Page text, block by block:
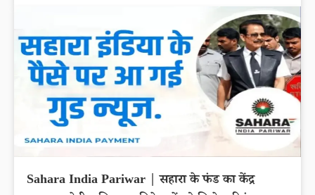
Sahara India Pariwar | सहारा के फंड का केंद्र